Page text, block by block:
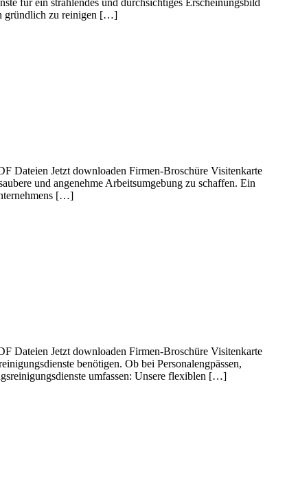
für ein strahlendes und durchsichtiges Erscheinungsbild
gründlich zu reinigen […]
Dateien Jetzt downloaden Firmen-Broschüre Visitenkarte
und angenehme Arbeitsumgebung zu schaffen. Ein
[…]
Dateien Jetzt downloaden Firmen-Broschüre Visitenkarte
benötigen. Ob bei Personalengpässen,
umfassen: Unsere flexiblen […]